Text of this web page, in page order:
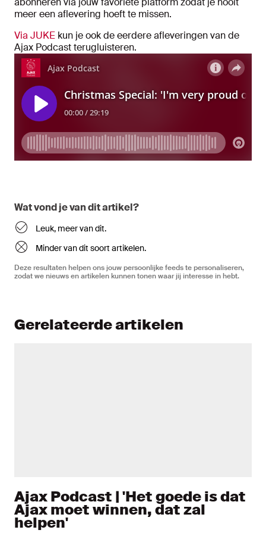
meer een aflevering hoeft te missen.
Via JUKE kun je ook de eerdere afleveringen van de
Ajax Podcast terugluisteren.
Wat vond je van dit artikel?
Leuk, meer van dit.
Minder van dit soort artikelen.
Deze resultaten helpen ons jouw persoonlijke feeds te personaliseren,
zodat we nieuws en artikelen kunnen tonen waar jij interesse in hebt.
Gerelateerde artikelen
Ajax Podcast | 'Het goede is dat
Ajax moet winnen, dat zal
helpen'